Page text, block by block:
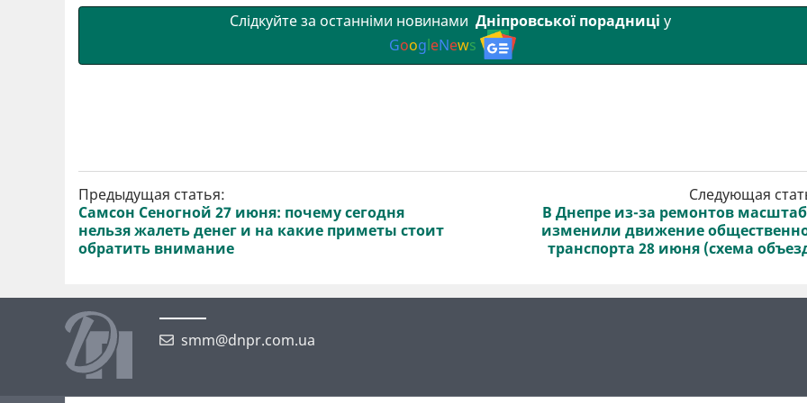
Слідкуйте за останніми новинами Дніпровської порадниці у
GoogleNews
Предыдущая статья:
Самсон Сеногной 27 июня: почему сегодня
нельзя жалеть денег и на какие приметы стоит
обратить внимание
Следующая
В Днепре из-за ремонтов
изменили движение
транспорта 28 июня (схема
smm@dnpr.com.ua